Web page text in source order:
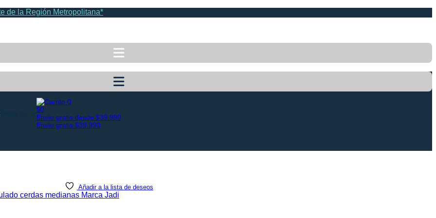
de la Región Metropolitana*
0
$0
Envío gratis desde $39.990
Envío gratis $39.990
Añadir a la lista de deseos